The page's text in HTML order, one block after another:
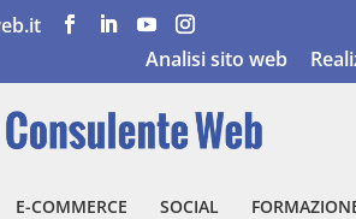
Analisi sito web
E-COMMERCE SOCIAL